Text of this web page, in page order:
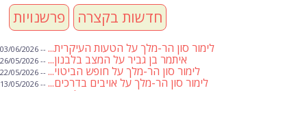
פרשנויות חדשות בקצרה
לימור סון הר-מלך על הטעות העיקרית... -- 03/06/2026
איתמר בן גביר על המצב בלבנון... -- 26/05/2026
לימור סון הר-מלך על חופש הביטוי... -- 22/05/2026
לימור סון הר-מלך על אויבים בדרכים... -- 13/05/2026
שבועת אמונים לדעאש